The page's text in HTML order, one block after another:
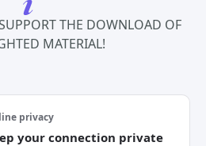
THE DOWNLOAD OF
MATERIAL!
privacy
your connection private